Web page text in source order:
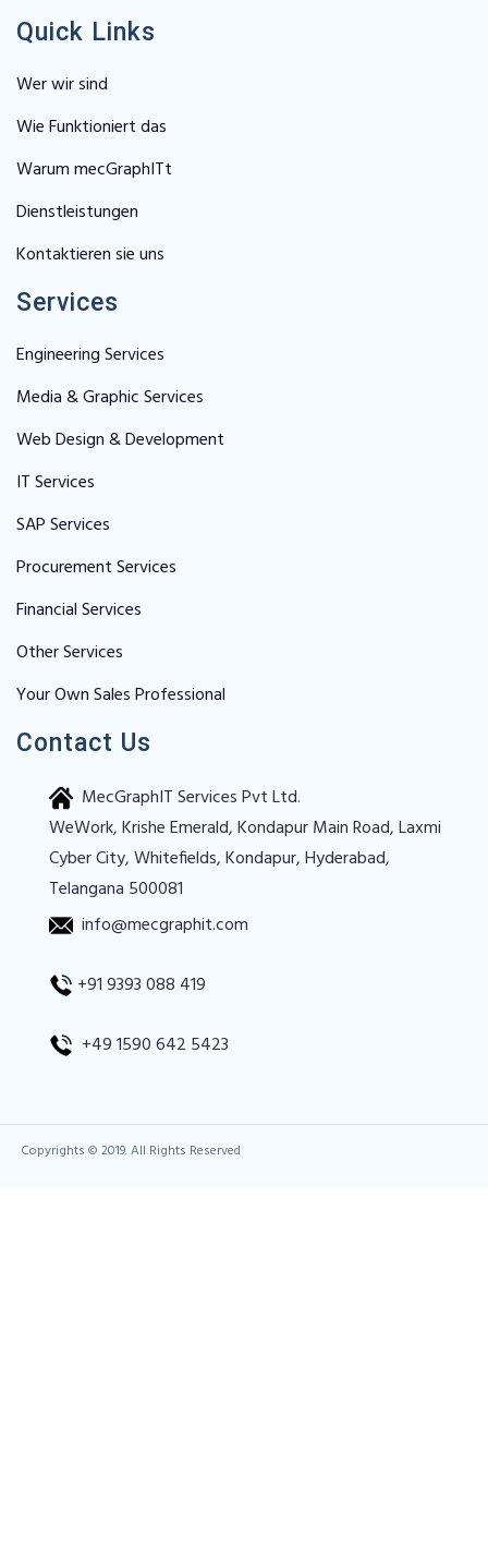
Quick Links
Wer wir sind
Wie Funktioniert das
Warum mecGraphITt
Dienstleistungen
Kontaktieren sie uns
Services
Engineering Services
Media & Graphic Services
Web Design & Development
IT Services
SAP Services
Procurement Services
Financial Services
Other Services
Your Own Sales Professional
Contact Us
MecGraphIT Services Pvt Ltd.
WeWork, Krishe Emerald, Kondapur Main Road, Laxmi
Cyber City, Whitefields, Kondapur, Hyderabad,
Telangana 500081
info@mecgraphit.com
+91 9393 088 419
+49 1590 642 5423
Copyrights © 2019. All Rights Reserved